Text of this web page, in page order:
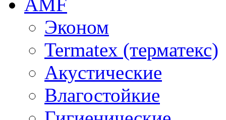
Эконом
Termatex (терматекс)
Акустические
Влагостойкие